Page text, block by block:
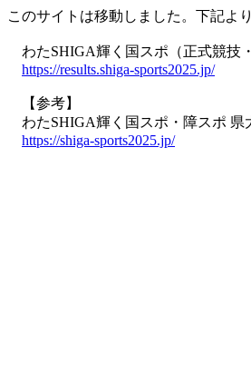
このサイトは移動しました。下記よ
わたSHIGA輝く国スポ（正式競技
https://results.shiga-sports2025.jp/
【参考】
わたSHIGA輝く国スポ・障スポ 県
https://shiga-sports2025.jp/